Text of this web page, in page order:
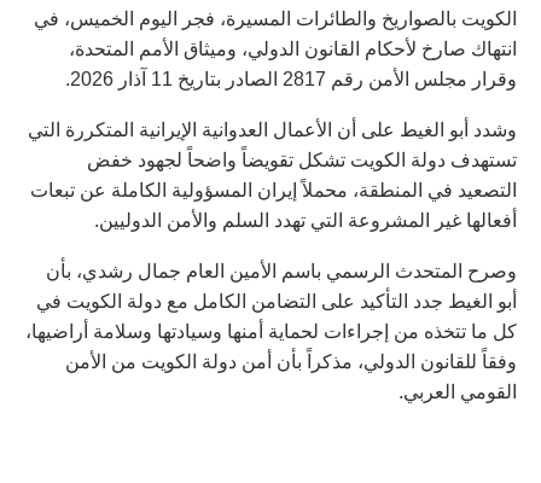
الكويت بالصواريخ والطائرات المسيرة، فجر اليوم الخميس، في
انتهاك صارخ لأحكام القانون الدولي، وميثاق الأمم المتحدة،
وقرار مجلس الأمن رقم 2817 الصادر بتاريخ 11 آذار 2026.
وشدد أبو الغيط على أن الأعمال العدوانية الإيرانية المتكررة التي
تستهدف دولة الكويت تشكل تقويضاً واضحاً لجهود خفض
التصعيد في المنطقة، محملاً إيران المسؤولية الكاملة عن تبعات
أفعالها غير المشروعة التي تهدد السلم والأمن الدوليين.
وصرح المتحدث الرسمي باسم الأمين العام جمال رشدي، بأن
أبو الغيط جدد التأكيد على التضامن الكامل مع دولة الكويت في
كل ما تتخذه من إجراءات لحماية أمنها وسيادتها وسلامة أراضيها،
وفقاً للقانون الدولي، مذكراً بأن أمن دولة الكويت من الأمن
القومي العربي.